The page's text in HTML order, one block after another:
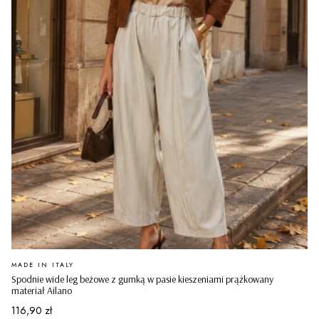
Spodnie wide leg beżowe z gumką w pasie kieszeniami prążkowany
materiał Ailano
PRODUCENT
MADE IN ITALY
Cena
116,90 zł